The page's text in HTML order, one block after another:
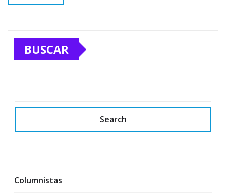
BUSCAR
Search
Columnistas